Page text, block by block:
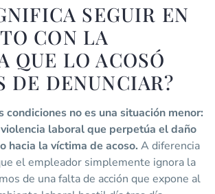
SEGUIR EN
CON LA
QUE LO ACOSÓ
DE DENUNCIAR?
condiciones no es una situación menor:
laboral que perpetúa el daño
hacia la víctima de acoso. A diferencia
el empleador simplemente ignora la
de una falta de acción que expone al